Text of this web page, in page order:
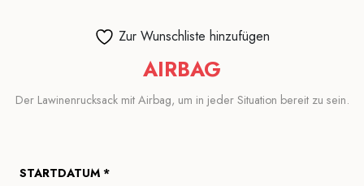
Zur Wunschliste hinzufügen
AIRBAG
Der Lawinenrucksack mit Airbag, um in jeder Situation bereit zu sein.
STARTDATUM *